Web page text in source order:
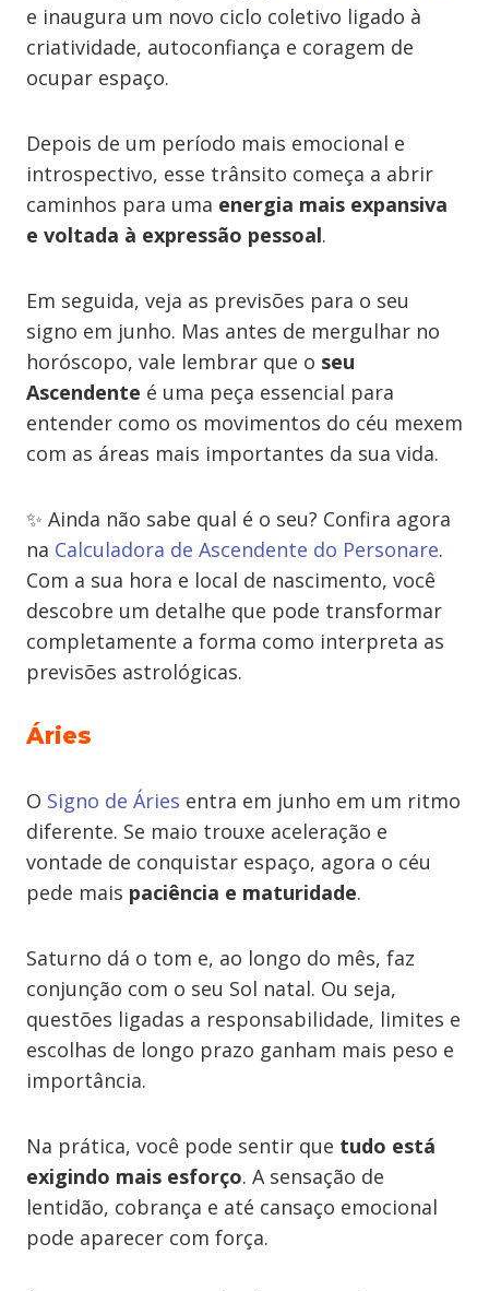
e inaugura um novo ciclo coletivo ligado à
criatividade, autoconfiança e coragem de
ocupar espaço.
Depois de um período mais emocional e
introspectivo, esse trânsito começa a abrir
caminhos para uma energia mais expansiva
e voltada à expressão pessoal.
Em seguida, veja as previsões para o seu
signo em junho. Mas antes de mergulhar no
horóscopo, vale lembrar que o seu
Ascendente é uma peça essencial para
entender como os movimentos do céu mexem
com as áreas mais importantes da sua vida.
✨ Ainda não sabe qual é o seu? Confira agora
na Calculadora de Ascendente do Personare.
Com a sua hora e local de nascimento, você
descobre um detalhe que pode transformar
completamente a forma como interpreta as
previsões astrológicas.
Áries
O Signo de Áries entra em junho em um ritmo
diferente. Se maio trouxe aceleração e
vontade de conquistar espaço, agora o céu
pede mais paciência e maturidade.
Saturno dá o tom e, ao longo do mês, faz
conjunção com o seu Sol natal. Ou seja,
questões ligadas a responsabilidade, limites e
escolhas de longo prazo ganham mais peso e
importância.
Na prática, você pode sentir que tudo está
exigindo mais esforço. A sensação de
lentidão, cobrança e até cansaço emocional
pode aparecer com força.